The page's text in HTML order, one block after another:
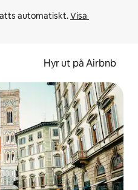
automatiskt. Visa
Hyr ut på Airbnb